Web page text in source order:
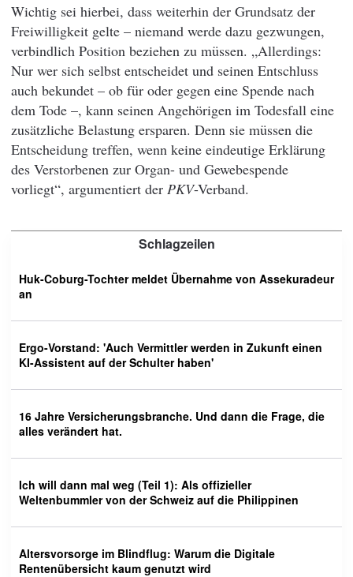
Wichtig sei hierbei, dass weiterhin der Grundsatz der
Freiwilligkeit gelte – niemand werde dazu gezwungen,
verbindlich Position beziehen zu müssen. „Allerdings:
Nur wer sich selbst entscheidet und seinen Entschluss
auch bekundet – ob für oder gegen eine Spende nach
dem Tode –, kann seinen Angehörigen im Todesfall eine
zusätzliche Belastung ersparen. Denn sie müssen die
Entscheidung treffen, wenn keine eindeutige Erklärung
des Verstorbenen zur Organ- und Gewebespende
vorliegt“, argumentiert der PKV-Verband.
Schlagzeilen
Huk-Coburg-Tochter meldet Übernahme von Assekuradeur
an
Ergo-Vorstand: 'Auch Vermittler werden in Zukunft einen
KI-Assistent auf der Schulter haben'
16 Jahre Versicherungsbranche. Und dann die Frage, die
alles verändert hat.
Ich will dann mal weg (Teil 1): Als offizieller
Weltenbummler von der Schweiz auf die Philippinen
Altersvorsorge im Blindflug: Warum die Digitale
Rentenübersicht kaum genutzt wird